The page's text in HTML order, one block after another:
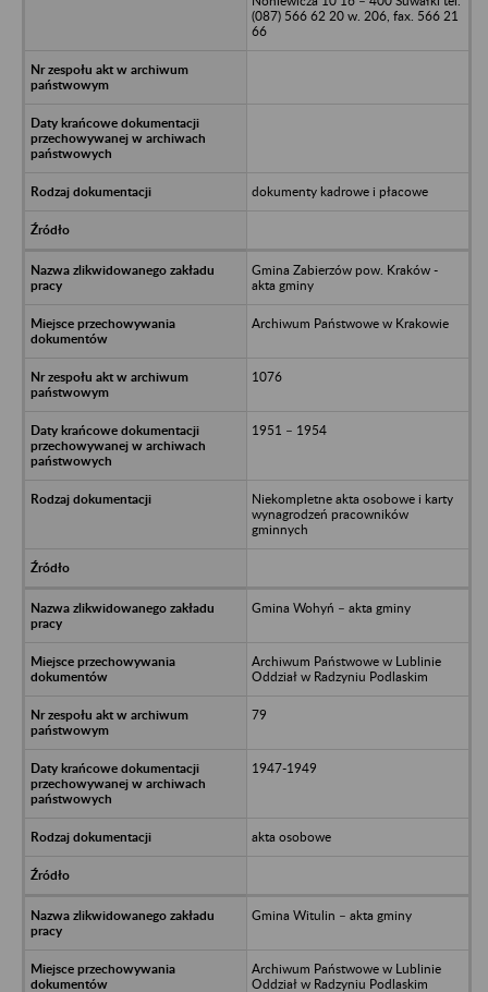
(087) 566 62 20 w. 206, fax. 566 21
66
dokumenty kadrowe i płacowe
Gmina Zabierzów pow. Kraków -
akta gminy
Archiwum Państwowe w Krakowie
1076
1951 – 1954
Niekompletne akta osobowe i karty
wynagrodzeń pracowników
gminnych
Gmina Wohyń – akta gminy
Archiwum Państwowe w Lublinie
Oddział w Radzyniu Podlaskim
79
1947-1949
akta osobowe
Gmina Witulin – akta gminy
Archiwum Państwowe w Lublinie
Oddział w Radzyniu Podlaskim